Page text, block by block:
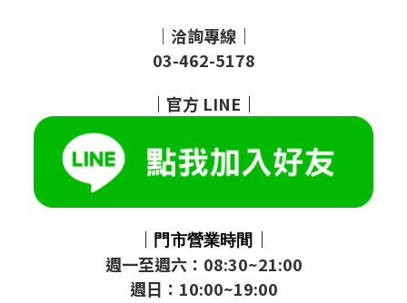
｜洽詢專線｜
03-462-5178
｜ 官方 LINE ｜
｜ 門市營業時間 ｜
週一至週六：08:30~21:00
週日：10:00~19:00